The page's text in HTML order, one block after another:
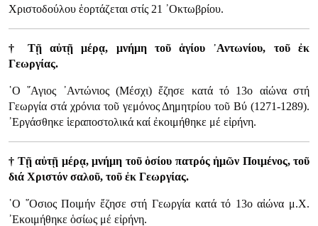
Χριστοδούλου ἑορτάζεται στίς 21 ᾿Οκτωβρίου.
† Τῇ αὐτῇ μέρᾳ, μνήμη τοῦ ἁγίου ᾿Αντωνίου, τοῦ ἐκ
Γεωργίας.
῾Ο ῞Αγιος ᾿Αντώνιος (Μέσχι) ἔζησε κατά τό 13ο αἰώνα στή
Γεωργία στά χρόνια τοῦ γεμόνος Δημητρίου τοῦ Βύ (1271-1289).
᾿Εργάσθηκε ἱεραποστολικά καί ἐκοιμήθηκε μέ εἰρήνη.
† Τῇ αὐτῇ μέρᾳ, μνήμη τοῦ ὁσίου πατρός ἠμῶν Ποιμένος, τοῦ
διά Χριστόν σαλοῦ, τοῦ ἐκ Γεωργίας.
῾Ο ῞Οσιος Ποιμήν ἔζησε στή Γεωργία κατά τό 13ο αἰώνα μ.Χ.
᾿Εκοιμήθηκε ὁσίως μέ εἰρήνη.